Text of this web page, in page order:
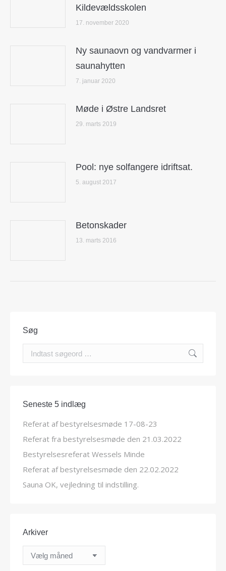
Kildevældsskolen
17. november 2020
Ny saunaovn og vandvarmer i
saunahytten
7. januar 2020
Møde i Østre Landsret
29. marts 2019
Pool: nye solfangere idriftsat.
5. august 2017
Betonskader
13. marts 2016
Søg
Search:
Seneste 5 indlæg
Referat af bestyrelsesmøde 17-08-23
Referat fra bestyrelsesmøde den 21.03.2022
Bestyrelsesreferat Wessels Minde
Referat af bestyrelsesmøde den 22.02.2022
Sauna OK, vejledning til indstilling.
Arkiver
Arkiver